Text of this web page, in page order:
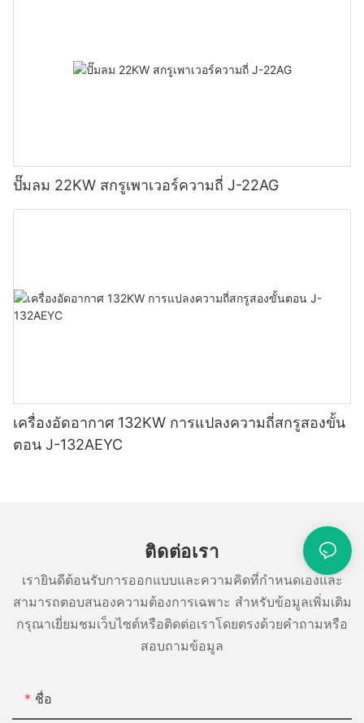
ปั๊มลม 22KW สกรูเพาเวอร์ความถี่ J-22AG
เครื่องอัดอากาศ 132KW การแปลงความถี่สกรูสองขั้น
ตอน J-132AEYC
ติดต่อเรา
เรายินดีต้อนรับการออกแบบและความคิดที่กำหนดเองและ
สามารถตอบสนองความต้องการเฉพาะ สำหรับข้อมูลเพิ่มเติม
กรุณาเยี่ยมชมเว็บไซต์หรือติดต่อเราโดยตรงด้วยคำถามหรือ
สอบถามข้อมูล
ชื่อ